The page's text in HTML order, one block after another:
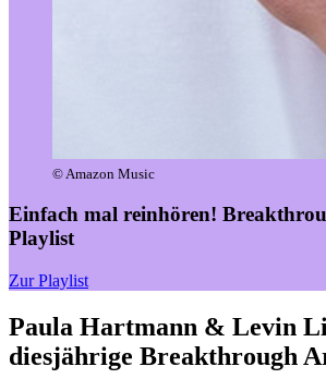
© Amazon Music
Einfach mal reinhören!
Playlist
Zur Playlist
Paula Hartmann & Levin
diesjährige Breakthrough